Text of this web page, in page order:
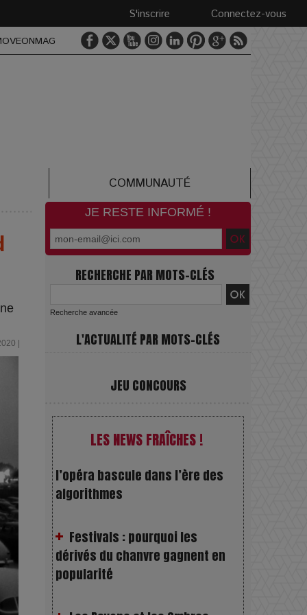
Connectez-vous
S'inscrire
COMMUNAUTÉ
|
JE RESTE INFORMÉ !
RECHERCHE PAR MOTS-CLÉS
Recherche avancée
L'ACTUALITÉ PAR MOTS-CLÉS
JEU CONCOURS
LES NEWS FRAÎCHES !
l’opéra bascule dans l’ère des
algorithmes
Festivals : pourquoi les
dérivés du chanvre gagnent en
Les Rayons et les Ombres :
Jusqu’où peut-on fermer les yeux